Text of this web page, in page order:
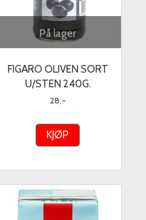
På lager
FIGARO OLIVEN SORT
U/STEN 240G.
28,-
KJØP